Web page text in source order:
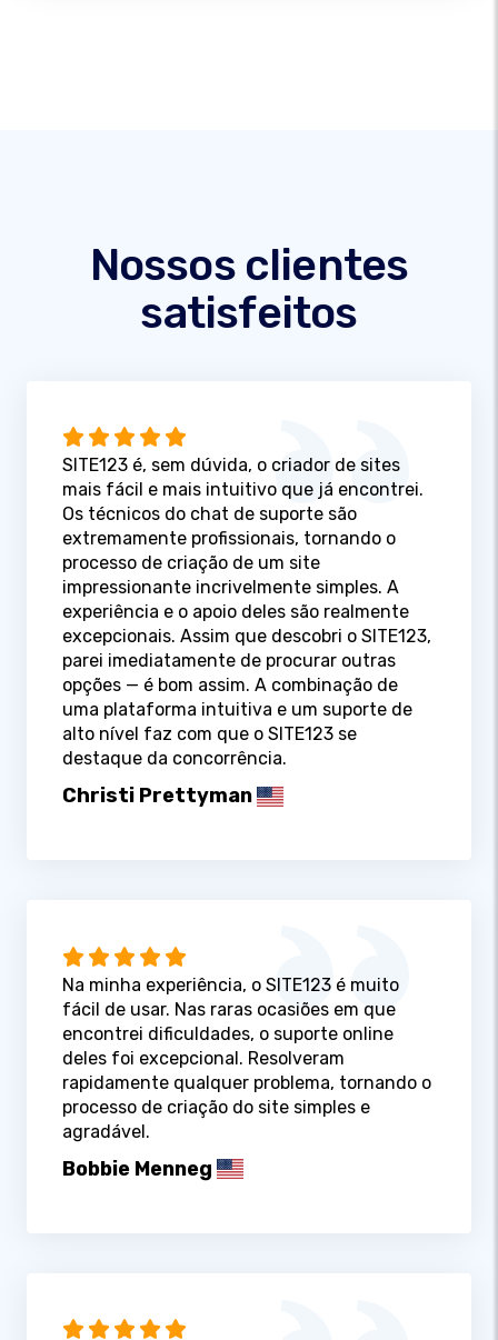
Nossos clientes
satisfeitos
SITE123 é, sem dúvida, o criador de sites
mais fácil e mais intuitivo que já encontrei.
Os técnicos do chat de suporte são
extremamente profissionais, tornando o
processo de criação de um site
impressionante incrivelmente simples. A
experiência e o apoio deles são realmente
excepcionais. Assim que descobri o SITE123,
parei imediatamente de procurar outras
opções — é bom assim. A combinação de
uma plataforma intuitiva e um suporte de
alto nível faz com que o SITE123 se
destaque da concorrência.
Christi Prettyman
Na minha experiência, o SITE123 é muito
fácil de usar. Nas raras ocasiões em que
encontrei dificuldades, o suporte online
deles foi excepcional. Resolveram
rapidamente qualquer problema, tornando o
processo de criação do site simples e
agradável.
Bobbie Menneg